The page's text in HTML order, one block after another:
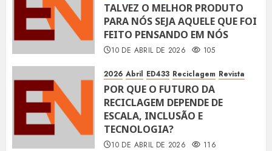
TALVEZ O MELHOR PRODUTO
PARA NÓS SEJA AQUELE QUE FOI
FEITO PENSANDO EM NÓS
10 DE ABRIL DE 2026 105
2026 Abril ED433 Reciclagem Revista
POR QUE O FUTURO DA
RECICLAGEM DEPENDE DE
ESCALA, INCLUSÃO E
TECNOLOGIA?
10 DE ABRIL DE 2026 116